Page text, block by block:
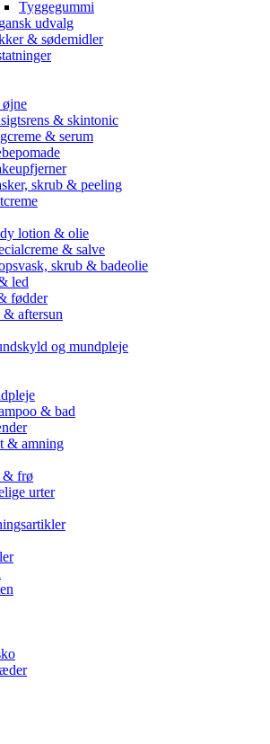
Tyggegummi
udvalg
& sødemidler
& skintonic
& serum
skrub & peeling
lotion & olie
& salve
skrub & badeolie
led
fødder
& aftersun
og mundpleje
& bad
& amning
& frø
urter